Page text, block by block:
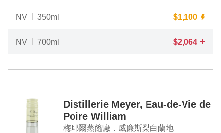
NV 350ml $1,100
NV 700ml $2,064
Distillerie Meyer, Eau-de-Vie de
Poire William
梅耶爾蒸餾廠．威廉斯梨白蘭地